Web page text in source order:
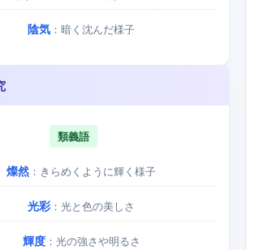
陰気 ：暗く沈んだ様子
類義語
燦然 ：きらめくように輝く様子
光彩 ：光と色の美しさ
輝度：光の強さや明るさ